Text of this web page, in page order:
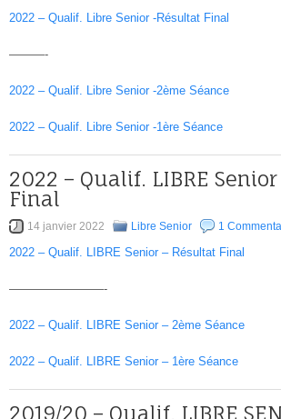
2022 – Qualif. Libre Senior -Résultat Final
———-
2022 – Qualif. Libre Senior -2ème Séance
2022 – Qualif. Libre Senior -1ère Séance
2022 – Qualif. LIBRE
Final
14 janvier 2022 Libre Senior 1
2022 – Qualif. LIBRE Senior – Résultat Final
————————-
2022 – Qualif. LIBRE Senior – 2ème Séance
2022 – Qualif. LIBRE Senior – 1ère Séance
2019/20 – Qualif. LIBRE